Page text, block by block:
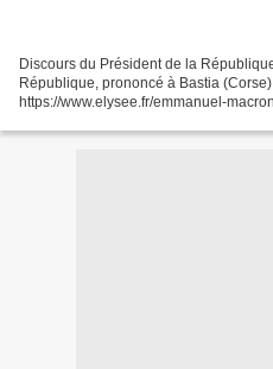
Discours du Président de la
République, prononcé à Bastia
https://www.elysee.fr/emmanuel-